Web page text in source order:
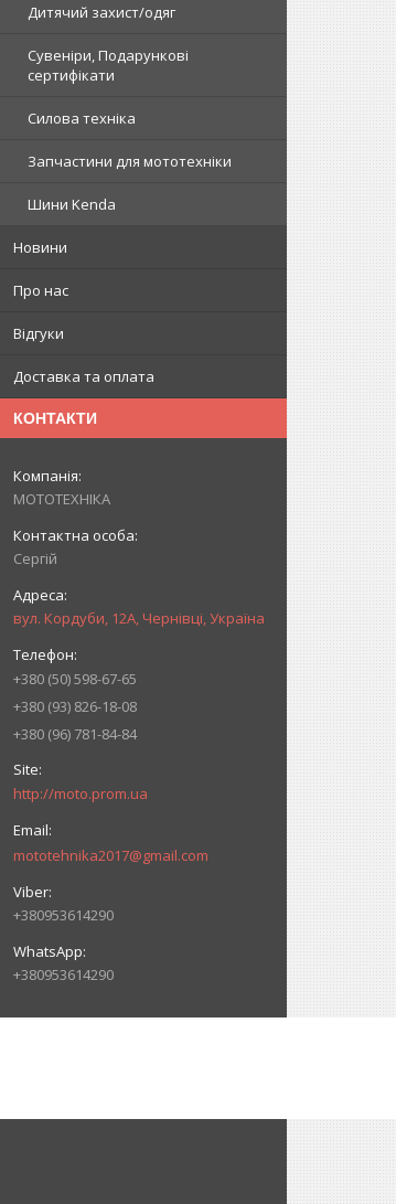
Дитячий захист/одяг
Сувеніри, Подарункові
сертифікати
Силова техніка
Запчастини для мототехніки
Шини Kenda
Новини
Про нас
Відгуки
Доставка та оплата
КОНТАКТИ
МОТОТЕХНІКА
Сергій
вул. Кордуби, 12А, Чернівці, Україна
+380 (50) 598-67-65
+380 (93) 826-18-08
+380 (96) 781-84-84
http://moto.prom.ua
mototehnika2017@gmail.com
+380953614290
+380953614290